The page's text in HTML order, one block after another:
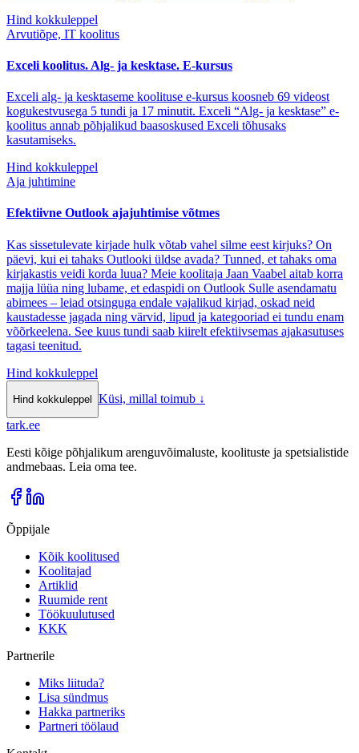
Hind kokkuleppel
Arvutiõpe, IT koolitus
Exceli koolitus. Alg- ja kesktase. E-kursus
Exceli alg- ja kesktaseme koolituse e-kursus koosneb 69 videost
kogukestvusega 5 tundi ja 17 minutit. Exceli “Alg- ja kesktase” e-
koolitus annab põhjalikud baasoskused Exceli tõhusaks
kasutamiseks.
Hind kokkuleppel
Aja juhtimine
Efektiivne Outlook ajajuhtimise võtmes
Kas sissetulevate kirjade hulk võtab vahel silme eest kirjuks? On
päevi, kui ei tahaks Outlooki üldse avada? Tunned, et tahaks oma
kirjakastis veidi korda luua? Meie koolitaja Jaan Vaabel aitab korra
majja lüüa ning lubame, et edaspidi on Outlook Sulle asendamatu
abimees – leiad otsinguga endale vajalikud kirjad, oskad neid
kaustadesse jagada ning värvid, lipud ja kategooriad ei tundu enam
võõrkeelena. See kuus tundi saab kiirelt efektiivsemas ajakasutuses
tagasi teenitud.
Hind kokkuleppel
Hind kokkuleppel Küsi, millal toimub ↓
tark.ee
Eesti kõige põhjalikum arenguvõimaluste, koolituste ja spetsialistide
andmebaas. Leia oma tee.
Õppijale
Kõik koolitused
Koolitajad
Artiklid
Ruumide rent
Töökuulutused
KKK
Partnerile
Miks liituda?
Lisa sündmus
Hakka partneriks
Partneri töölaud